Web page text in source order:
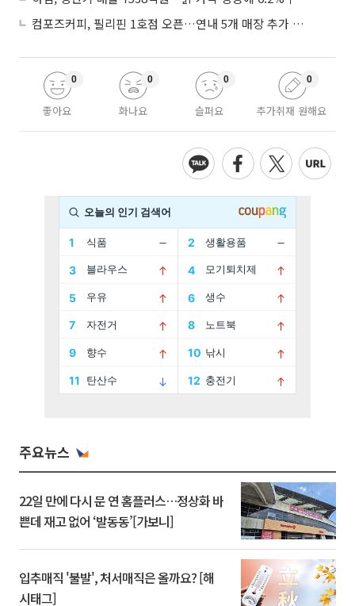
컴포즈커피, 필리핀 1호점 오픈…연내 5개 매장 추가 출점
좋아요
0
화나요
0
슬퍼요
0
추가취재 원해요
0
주요뉴스
22일 만에 다시 문 연 홈플러스…정상화 바
쁜데 재고 없어 ‘발동동’[가보니]
입추매직 '불발', 처서매직은 올까요? [해
시태그]